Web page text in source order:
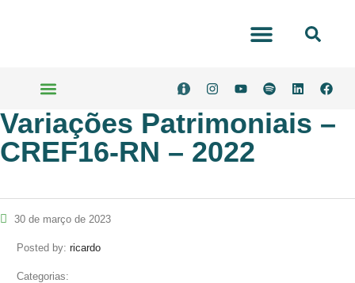
Variações Patrimoniais –
CREF16-RN – 2022
30 de março de 2023
Posted by: ricardo
Categorias: